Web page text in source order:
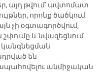
այդ թվում՝ ավտոմատ
որոնք ծածկում
չի օգտագործվում,
և նվազեցնում
են
անմիջական